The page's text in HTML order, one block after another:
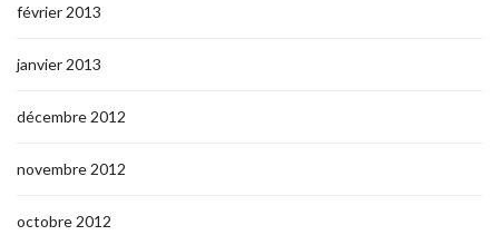
février 2013
janvier 2013
décembre 2012
novembre 2012
octobre 2012